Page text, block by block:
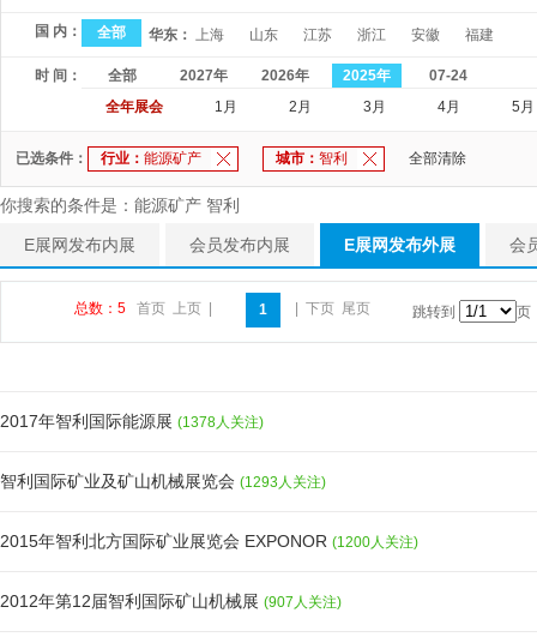
国 内： 全部 华东： 上海 山东 江苏 浙江 安徽 福建
时 间： 全部 2027年 2026年 2025年
07-24
全年展会
1月 2月 3月 4月 5月
已选条件： 行业： 能源矿产 城市： 智利 全部清除
你搜索的条件是：能源矿产 智利
E展网发布内展 会员发布内展 E展网发布外展 会
总数：5 首页 上页 1 下页 尾页 跳转到 页
2017年智利国际能源展 (1378人关注)
智利国际矿业及矿山机械展览会 (1293人关注)
2015年智利北方国际矿业展览会 EXPONOR (1200人关注)
2012年第12届智利国际矿山机械展 (907人关注)